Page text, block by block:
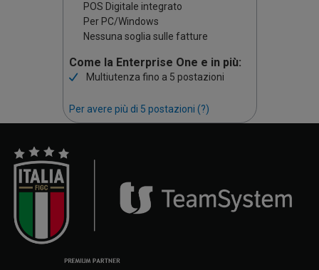
POS Digitale integrato
Per PC/Windows
Nessuna soglia sulle fatture
Come la Enterprise One e in più:
Multiutenza fino a 5 postazioni
Per avere più di 5 postazioni (?)